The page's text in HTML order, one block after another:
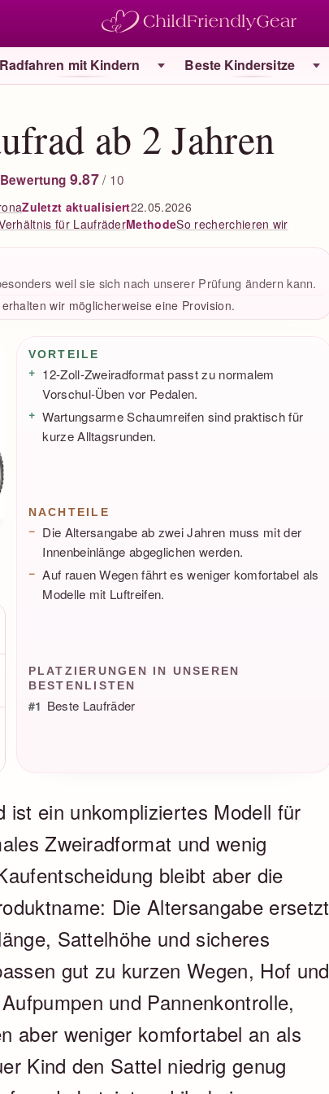
Radfahren mit Kindern Beste Kindersitze
ab 2 Jahren
9.87/ 10
Zuletzt aktualisiert22.05.2026
für LaufräderMethodeSo recherchieren wir
weil sie sich nach unserer Prüfung ändern kann.
wir möglicherweise eine Provision.
Vorteile / Nachteile
VORTEILE
12-Zoll-Zweiradformat passt zu normalem
Vorschul-Üben vor Pedalen.
Wartungsarme Schaumreifen sind praktisch für
kurze Alltagsrunden.
NACHTEILE
Die Altersangabe ab zwei Jahren muss mit der
Innenbeinlänge abgeglichen werden.
Auf rauen Wegen fährt es weniger komfortabel als
Modelle mit Luftreifen.
PLATZIERUNGEN IN UNSEREN
BESTENLISTEN
#1 Beste Laufräder
ist ein unkompliziertes Modell für
Zweiradformat und wenig
bleibt aber die
Die Altersangabe ersetzt
Sattelhöhe und sicheres
gut zu kurzen Wegen, Hof und
und Pannenkontrolle,
aber weniger komfortabel an als
Kind den Sattel niedrig genug